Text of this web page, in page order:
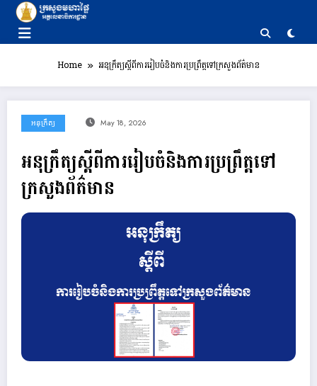
content
Home អនុក្រឹត្យស្ដីពីការរៀបចំនិងការប្រព្រឹត្តទៅក្រសួងព័ត៌មាន
អនុក្រឹត្យ May 18, 2026
អនុក្រឹត្យស្ដីពីការរៀបចំនិងការប្រព្រឹត្តទៅ
ក្រសួងព័ត៌មាន